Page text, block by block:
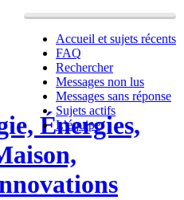
Accueil et sujets récents
FAQ
Rechercher
Messages non lus
Messages sans réponse
Sujets actifs
L’équipe
Énergies,